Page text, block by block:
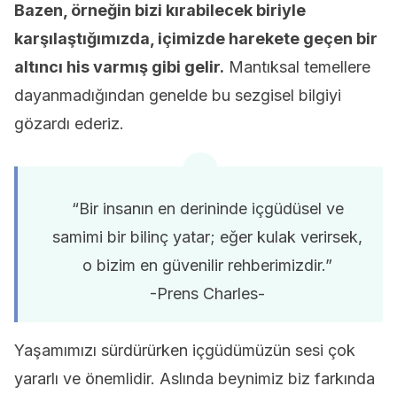
Bazen, örneğin bizi kırabilecek biriyle
karşılaştığımızda, içimizde harekete geçen bir
altıncı his varmış gibi gelir. Mantıksal temellere
dayanmadığından genelde bu sezgisel bilgiyi
gözardı ederiz.
“Bir insanın en derininde içgüdüsel ve
samimi bir bilinç yatar; eğer kulak verirsek,
o bizim en güvenilir rehberimizdir.”
-Prens Charles-
Yaşamımızı sürdürürken içgüdümüzün sesi çok
yararlı ve önemlidir. Aslında beynimiz biz farkında